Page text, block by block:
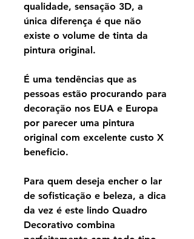
qualidade, sensação 3D, a
única diferença é que não
existe o volume de tinta da
pintura original.
É uma tendências que as
pessoas estão procurando para
decoração nos EUA e Europa
por parecer uma pintura
original com excelente custo X
beneficio.
Para quem deseja encher o lar
de sofisticação e beleza, a dica
da vez é este lindo Quadro
Decorativo combina